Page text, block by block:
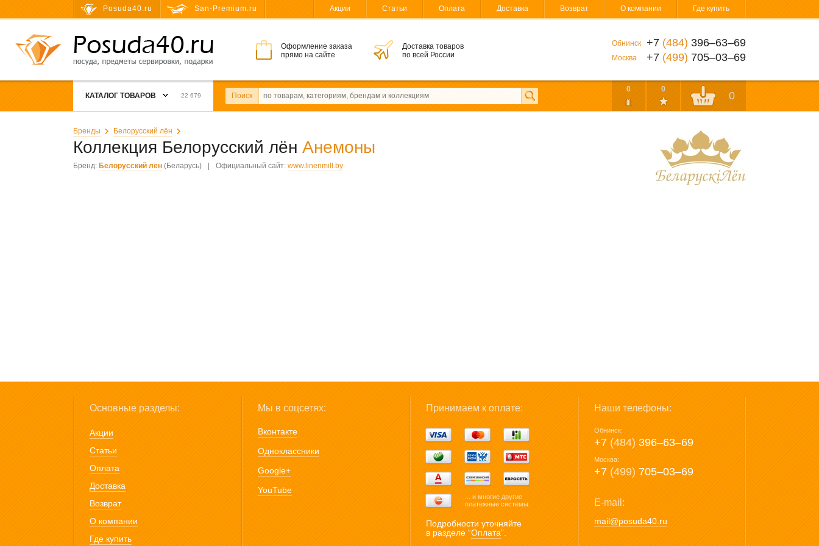
Posuda40.ru San-Premium.ru Акции Статьи Оплата Доставка Возврат О компании Где купить
Оформление заказа
прямо на сайте
Доставка товаров
по всей России
Обнинск +7 (484) 396‒63‒69
Москва +7 (499) 705‒03‒69
КАТАЛОГ ТОВАРОВ 22 679 Поиск
0 0
0
Бренды Белорусский лён
Коллекция Белорусский лён Анемоны
Бренд: Белорусский лён (Беларусь) Официальный сайт: www.linenmill.by
Основные разделы:
Акции
Статьи
Оплата
Доставка
Возврат
О компании
Где купить
Мы в соцсетях:
Вконтакте
Одноклассники
Google+
YouTube
Принимаем к оплате:
... и многие другие
платежные системы.
Подробности уточняйте
в разделе “Оплата”.
Наши телефоны:
Обнинск:
+7 (484) 396‒63‒69
Москва:
+7 (499) 705‒03‒69
E-mail:
mail@posuda40.ru